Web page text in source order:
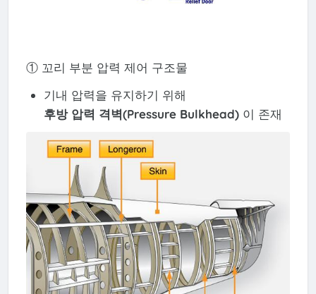
① 꼬리 부분 압력 제어 구조물
기내 압력을 유지하기 위해
후방 압력 격벽(Pressure Bulkhead)이 존재